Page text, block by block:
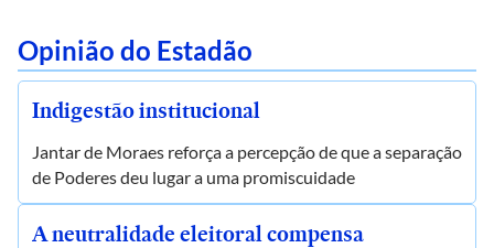
Opinião do Estadão
Indigestão institucional
Jantar de Moraes reforça a percepção de que a separação
de Poderes deu lugar a uma promiscuidade
A neutralidade eleitoral compensa